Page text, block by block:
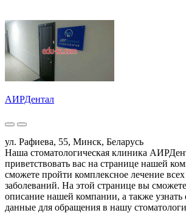
АИРДентал
ул. Рафиева, 55, Минск, Беларусь
Наша стоматологическая клиника
приветствовать вас на странице нашей
сможете пройти комплексное лечение
заболеваний. На этой странице вы
описание нашей компании, а также узнать
данные для обращения в нашу